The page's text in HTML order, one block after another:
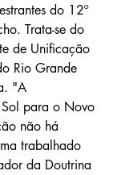
do 12º
Trata-se do
de Unificação
Rio Grande
"A
para o Novo
não há
trabalhado
da Doutrina